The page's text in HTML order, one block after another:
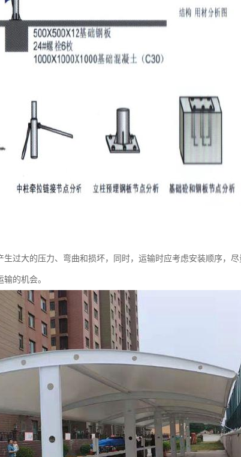
过大的压力、弯曲和损坏，同时，运输时应考虑安装顺序，
的机会。